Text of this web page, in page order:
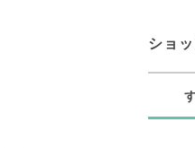
ショ